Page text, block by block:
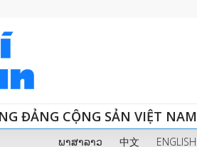
ĐẢNG CỘNG SẢN VIỆT NAM
ພາສາລາວ 中文 ENGLISH